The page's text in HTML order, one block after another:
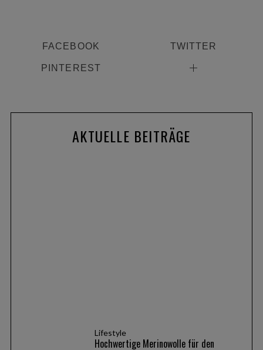
FACEBOOK TWITTER
PINTEREST
AKTUELLE BEITRÄGE
Lifestyle
Hochwertige Merinowolle für den